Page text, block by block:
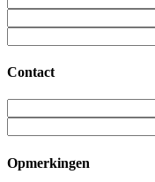
Contact
Opmerkingen